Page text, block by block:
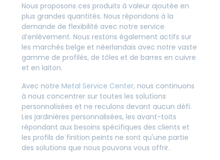
Nous proposons ces produits à valeur ajoutée en
plus grandes quantités. Nous répondons à la
demande de flexibilité avec notre service
d’enlèvement. Nous restons également actifs sur
les marchés belge et néerlandais avec notre vaste
gamme de profilés, de tôles et de barres en cuivre
et en laiton.
Avec notre Metal Service Center, nous continuons
à nous concentrer sur toutes les solutions
personnalisées et ne reculons devant aucun défi.
Les jardinières personnalisées, les avant-toits
répondant aux besoins spécifiques des clients et
les profils de finition peints ne sont qu'une partie
des solutions que nous pouvons vous offrir.